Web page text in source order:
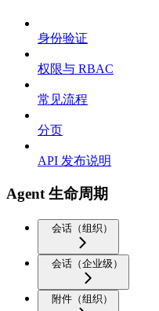
身份验证
权限与 RBAC
常见流程
分页
API 发布说明
Agent 生命周期
会话（组织）
会话（企业级）
附件（组织）